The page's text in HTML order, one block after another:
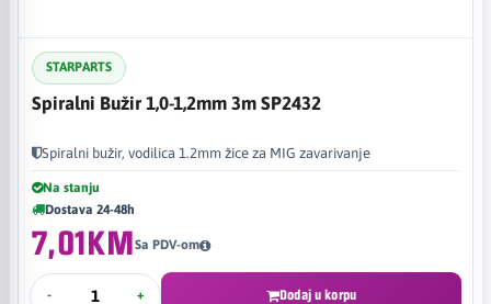
STARPARTS
Spiralni Bužir 1,0-1,2mm 3m SP2432
Spiralni bužir, vodilica 1.2mm žice za MIG zavarivanje
Na stanju
Dostava 24-48h
7,01KMSa PDV-om
- + Dodaj u korpu